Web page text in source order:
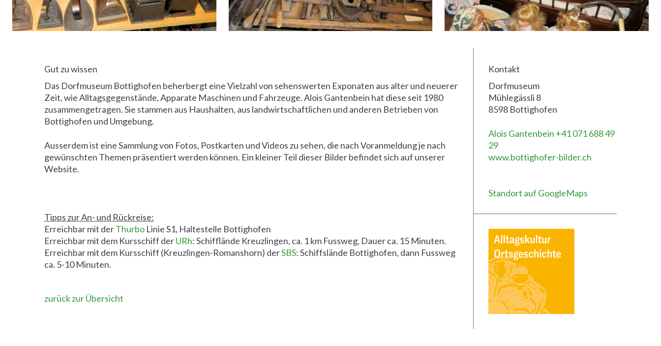
Gut zu wissen
Das Dorfmuseum Bottighofen beherbergt eine Vielzahl von sehenswerten Exponaten aus alter und neuerer
Zeit, wie Alltagsgegenstände, Apparate Maschinen und Fahrzeuge. Alois Gantenbein hat diese seit 1980
zusammengetragen. Sie stammen aus Haushalten, aus landwirtschaftlichen und anderen Betrieben von
Bottighofen und Umgebung.
Ausserdem ist eine Sammlung von Fotos, Postkarten und Videos zu sehen, die nach Voranmeldung je nach
gewünschten Themen präsentiert werden können. Ein kleiner Teil dieser Bilder befindet sich auf unserer
Website.
Tipps zur An- und Rückreise:
Erreichbar mit derThurbo Linie S1, Haltestelle Bottighofen
Erreichbar mit dem Kursschiff derURh: Schifflände Kreuzlingen, ca. 1 km Fussweg, Dauer ca. 15 Minuten.
Erreichbar mit dem Kursschiff (Kreuzlingen-Romanshorn) derSBS: Schiffslände Bottighofen, dann Fussweg
ca. 5-10 Minuten.
zurück zur Übersicht
Kontakt
Dorfmuseum
Mühlegässli 8
8598 Bottighofen
Alois Gantenbein +41 071 688 49
29
www.bottighofer-bilder.ch
Standort auf GoogleMaps